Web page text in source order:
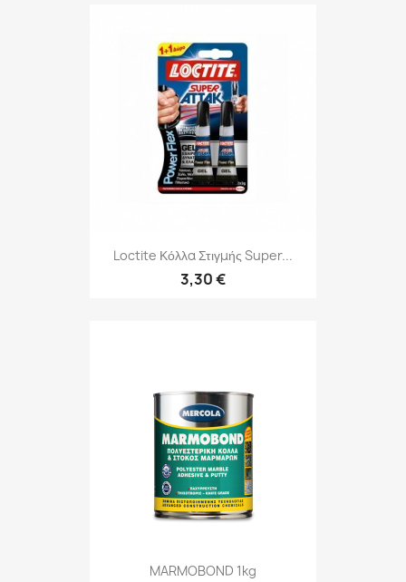
Loctite Κόλλα Στιγμής Super...
3,30 €
MARMOBOND 1kg